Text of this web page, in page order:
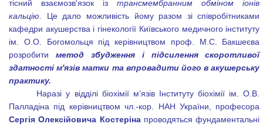
тісний взаємозв'язок ізтрансмембранним обміном іонів
кальцію. Це дало можливість йому разом зі співробітниками
кафедри акушерства і гінекології Київського медичного інституту
ім. О.О. Богомольця під керівництвом проф. М.С. Бакшеєва
розробити метод збудження і підсилення скоротливої
здатності м'язів матки та впровадити його в акушерську
практику.
Наразі у відділі біохімії м’язів Інституту біохімії ім. О.В.
Палладіна під керівництвом чл.-кор. НАН України, професора
Сергія Олексійовича Костерінапроводяться фундаментальні